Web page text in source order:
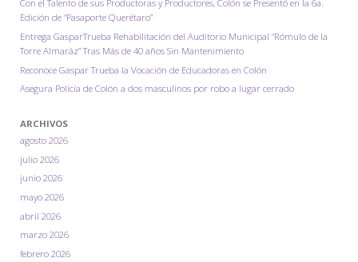
Con el Talento de sus Productoras y Productores, Colón se Presentó en la 6a.
Edición de “Pasaporte Querétaro”
Entrega GasparTrueba Rehabilitación del Auditorio Municipal “Rómulo de la
Torre Almaráz” Tras Más de 40 años Sin Mantenimiento
Reconoce Gaspar Trueba la Vocación de Educadoras en Colón
Asegura Policía de Colón a dos masculinos por robo a lugar cerrado
ARCHIVOS
agosto 2026
julio 2026
junio 2026
mayo 2026
abril 2026
marzo 2026
febrero 2026